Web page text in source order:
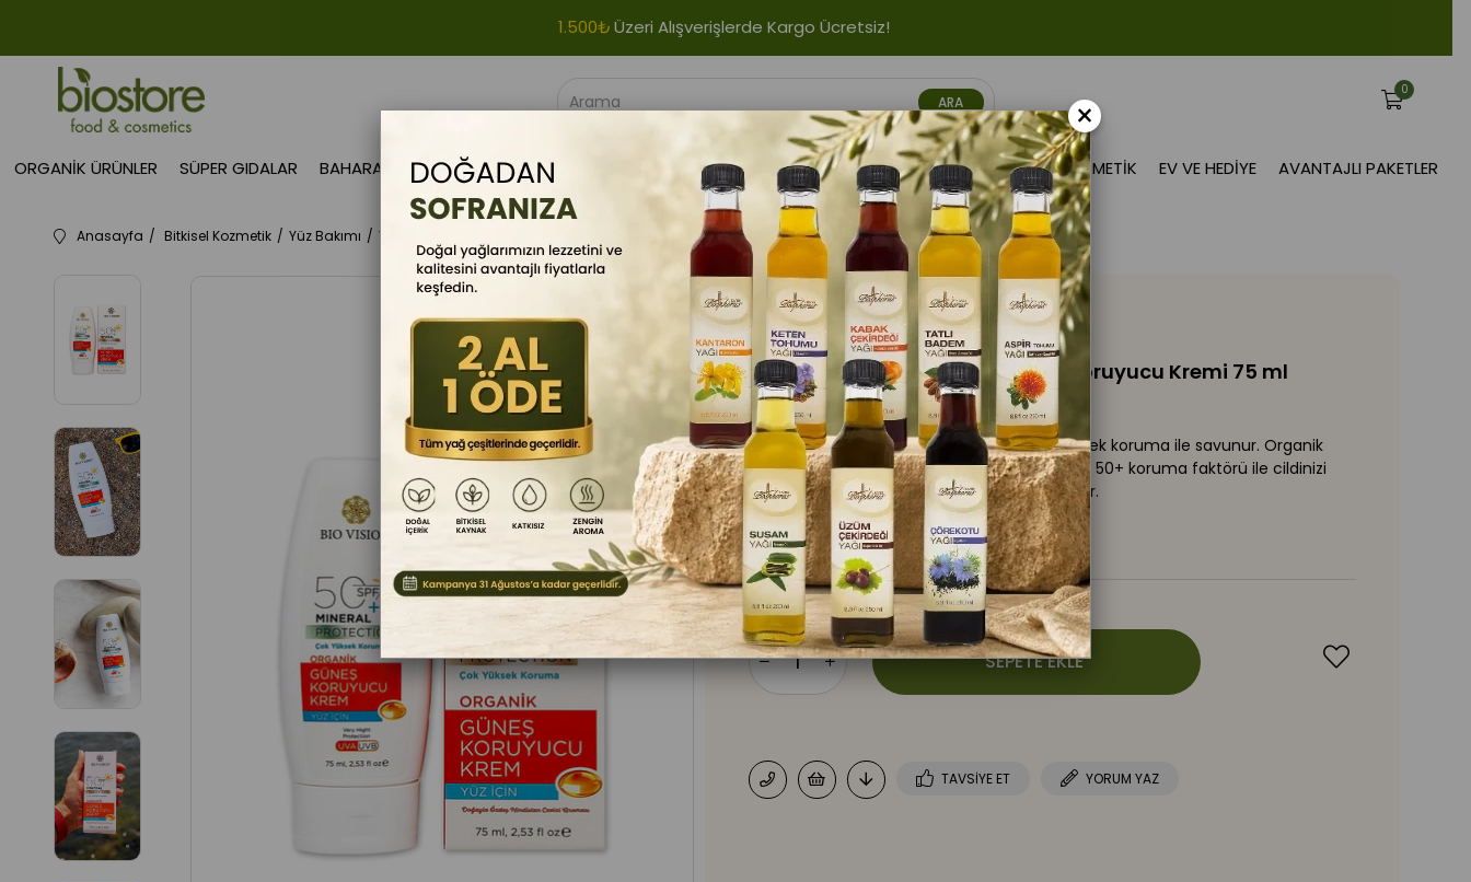
1.500₺Üzeri Alışverişlerde Kargo Ücretsiz!
0
ORGANIK ÜRÜNLER SÜPER GIDALAR BAHARAT GIDA TAKVIYELERI BITKI ÜRÜNLERI BITKISEL YAĞLAR BITKISEL KOZMETIK EV VE HEDIYE AVANTAJLI PAKETLER
Anasayfa Bitkisel Kozmetik Yüz Bakımı Yüz Kremleri SPF 50+ Organik Yüz için Güneş Koruyucu Kremi 75 ml
SPF 50+ Organik Yüz için Güneş Koruyucu Kremi 75 ml
Barkod:8690448054318
Yüzünüzü güneşin zararlı UV ışınlarından yüksek koruma ile savunur. Organik
içeriklerle formüle edilen bu güneş kremi, SPF 50+ koruma faktörü ile cildinizi
etkili bir şekilde korur, nemlendirir ve rahatlatır.
₺1.099,00
BioVision
TAVSIYE ET YORUM YAZ
×